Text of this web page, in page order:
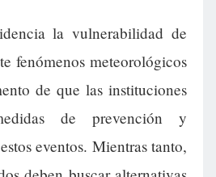
la vulnerabilidad de
fenómenos meteorológicos
de que las instituciones
de prevención y
eventos. Mientras tanto,